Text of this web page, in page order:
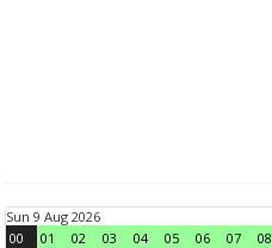
Sun 9 Aug 2026
00
01 02 03 04 05 06 07 08